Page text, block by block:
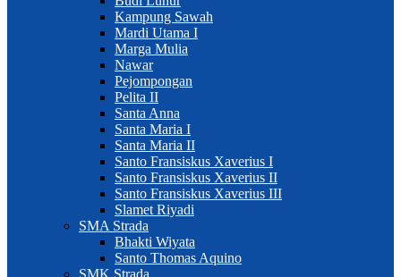
Kampung Sawah
Mardi Utama I
Marga Mulia
Nawar
Pejompongan
Pelita II
Santa Anna
Santa Maria I
Santa Maria II
Santo Fransiskus Xaverius I
Santo Fransiskus Xaverius II
Santo Fransiskus Xaverius III
Slamet Riyadi
SMA Strada
Bhakti Wiyata
Santo Thomas Aquino
SMK Strada